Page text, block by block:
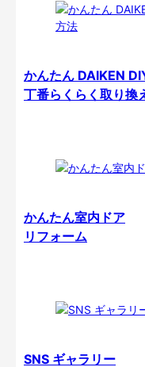
かんたん DAIKEN
丁番らくらく取り換
かんたん室内ドア
リフォーム
SNS ギャラリー